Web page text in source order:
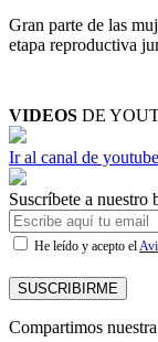
Gran parte de las
etapa reproductiva
VIDEOS DE
Ir al canal de
Suscríbete a nuestro
He leído y acepto el
SUSCRIBIRME
Compartimos